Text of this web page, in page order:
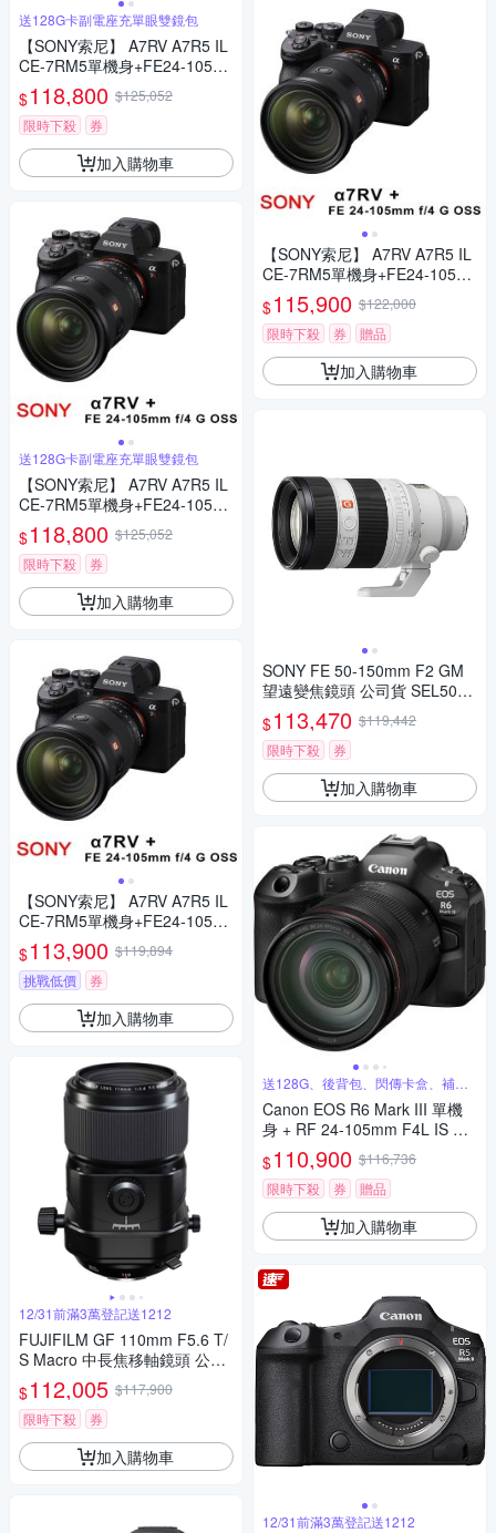
送128G卡副電座充單眼雙鏡包
【SONY索尼】 A7RV A7R5 IL
CE-7RM5單機身+FE24-105m
m G (*(中文平輸)
$118,800 $125,052
限時下殺
券
加入購物車
送128G卡副電座充單眼雙鏡包
【SONY索尼】 A7RV A7R5 IL
CE-7RM5單機身+FE24-105m
m G (*(中文平輸)
$118,800 $125,052
限時下殺
券
加入購物車
【SONY索尼】 A7RV A7R5 IL
CE-7RM5單機身+FE24-105m
m G (*(中文平輸)
$113,900 $119,894
挑戰低價
券
加入購物車
12/31前滿3萬登記送1212
FUJIFILM GF 110mm F5.6 T/
S Macro 中長焦移軸鏡頭 公司
貨
$112,005 $117,900
限時下殺
券
加入購物車
【SONY索尼】 A7RV A7R5 IL
CE-7RM5單機身+FE24-105m
m G (*(中文平輸)
$115,900 $122,000
限時下殺
券 贈品
加入購物車
SONY FE 50-150mm F2 GM
望遠變焦鏡頭 公司貨 SEL5015
0GM
$113,470 $119,442
限時下殺
券
加入購物車
送128G、後背包、閃傳卡盒、補光
燈
Canon EOS R6 Mark III 單機
身 + RF 24-105mm F4L IS US
M 鏡頭 公司貨
$110,900 $116,736
限時下殺
券 贈品
加入購物車
12/31前滿3萬登記送1212